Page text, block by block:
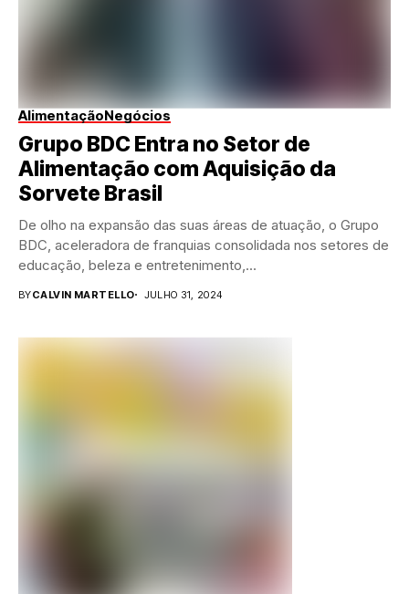
AlimentaçãoNegócios
Grupo BDC Entra no Setor de
Alimentação com Aquisição da
Sorvete Brasil
De olho na expansão das suas áreas de atuação, o Grupo
BDC, aceleradora de franquias consolidada nos setores de
educação, beleza e entretenimento,...
BYCALVIN MARTELLO JULHO 31, 2024